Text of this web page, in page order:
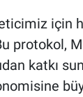
için
protokol,
katkı